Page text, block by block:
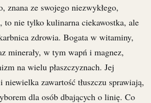
znana ze swojego niezwykłego,
to nie tylko kulinarna ciekawostka, ale
zdrowia. Bogata w witaminy,
minerały, w tym wapń i magnez,
na wielu płaszczyznach. Jej
niewielka zawartość tłuszczu sprawiają,
dla osób dbających o linię. Co